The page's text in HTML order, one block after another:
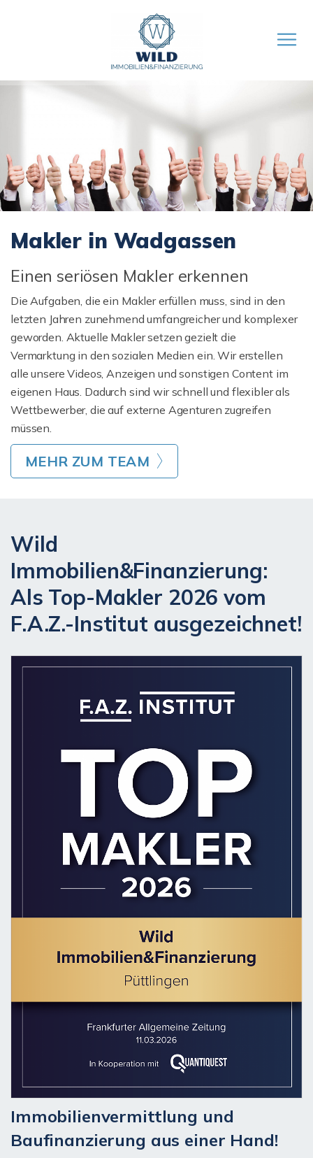
Makler in Wadgassen
Einen seriösen Makler erkennen
Die Aufgaben, die ein Makler erfüllen muss, sind in den
letzten Jahren zunehmend umfangreicher und komplexer
geworden. Aktuelle Makler setzen gezielt die
Vermarktung in den sozialen Medien ein. Wir erstellen
alle unsere Videos, Anzeigen und sonstigen Content im
eigenen Haus. Dadurch sind wir schnell und flexibler als
Wettbewerber, die auf externe Agenturen zugreifen
müssen.
MEHR ZUM TEAM
Wild
Immobilien&Finanzierung:
Als Top-Makler 2026 vom
F.A.Z.-Institut ausgezeichnet!
Immobilienvermittlung und
Baufinanzierung aus einer Hand!